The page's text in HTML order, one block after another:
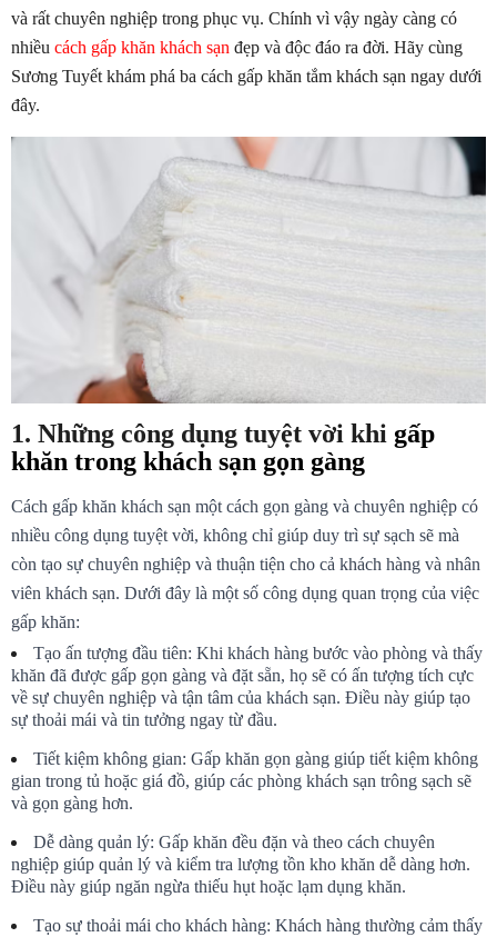
và rất chuyên nghiệp trong phục vụ. Chính vì vậy ngày càng có
nhiều cách gấp khăn khách sạn đẹp và độc đáo ra đời. Hãy cùng
Sương Tuyết khám phá ba cách gấp khăn tắm khách sạn ngay dưới
đây.
1. Những công dụng tuyệt vời khi gấp
khăn trong khách sạn gọn gàng
Cách gấp khăn khách sạn một cách gọn gàng và chuyên nghiệp có
nhiều công dụng tuyệt vời, không chỉ giúp duy trì sự sạch sẽ mà
còn tạo sự chuyên nghiệp và thuận tiện cho cả khách hàng và nhân
viên khách sạn. Dưới đây là một số công dụng quan trọng của việc
gấp khăn:
Tạo ấn tượng đầu tiên: Khi khách hàng bước vào phòng và thấy
khăn đã được gấp gọn gàng và đặt sẵn, họ sẽ có ấn tượng tích cực
về sự chuyên nghiệp và tận tâm của khách sạn. Điều này giúp tạo
sự thoải mái và tin tưởng ngay từ đầu.
Tiết kiệm không gian: Gấp khăn gọn gàng giúp tiết kiệm không
gian trong tủ hoặc giá đồ, giúp các phòng khách sạn trông sạch sẽ
và gọn gàng hơn.
Dễ dàng quản lý: Gấp khăn đều đặn và theo cách chuyên
nghiệp giúp quản lý và kiểm tra lượng tồn kho khăn dễ dàng hơn.
Điều này giúp ngăn ngừa thiếu hụt hoặc lạm dụng khăn.
Tạo sự thoải mái cho khách hàng: Khách hàng thường cảm thấy